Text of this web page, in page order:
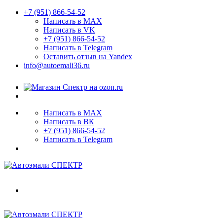
+7 (951) 866-54-52
Написать в MAX
Написать в VK
+7 (951) 866-54-52
Написать в Telegram
Оставить отзыв на Yandex
info@autoemali36.ru
Написать в MAX
Написать в ВК
+7 (951) 866-54-52
Написать в Telegram